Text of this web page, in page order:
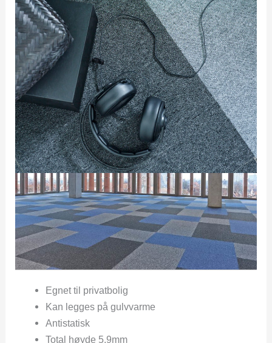
Egnet til privatbolig
Kan legges på gulvvarme
Antistatisk
Total høyde 5,9mm